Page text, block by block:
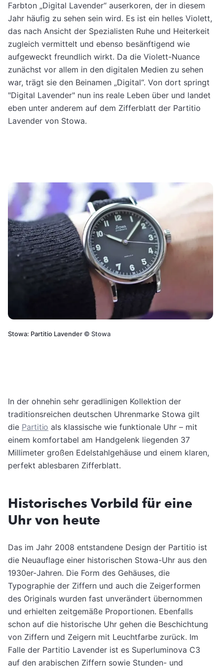
Farbton „Digital Lavender“ auserkoren, der in diesem
Jahr häufig zu sehen sein wird. Es ist ein helles Violett,
das nach Ansicht der Spezialisten Ruhe und Heiterkeit
zugleich vermittelt und ebenso besänftigend wie
aufgeweckt freundlich wirkt. Da die Violett-Nuance
zunächst vor allem in den digitalen Medien zu sehen
war, trägt sie den Beinamen „Digital“. Von dort springt
"Digital Lavender" nun ins reale Leben über und landet
eben unter anderem auf dem Zifferblatt der Partitio
Lavender von Stowa.
Stowa: Partitio Lavender © Stowa
In der ohnehin sehr geradlinigen Kollektion der
traditionsreichen deutschen Uhrenmarke Stowa gilt
die Partitio als klassische wie funktionale Uhr – mit
einem komfortabel am Handgelenk liegenden 37
Millimeter großen Edelstahlgehäuse und einem klaren,
perfekt ablesbaren Zifferblatt.
Historisches Vorbild für eine
Uhr von heute
Das im Jahr 2008 entstandene Design der Partitio ist
die Neuauflage einer historischen Stowa-Uhr aus den
1930er-Jahren. Die Form des Gehäuses, die
Typographie der Ziffern und auch die Zeigerformen
des Originals wurden fast unverändert übernommen
und erhielten zeitgemäße Proportionen. Ebenfalls
schon auf die historische Uhr gehen die Beschichtung
von Ziffern und Zeigern mit Leuchtfarbe zurück. Im
Falle der Partitio Lavender ist es Superluminova C3
auf den arabischen Ziffern sowie Stunden- und